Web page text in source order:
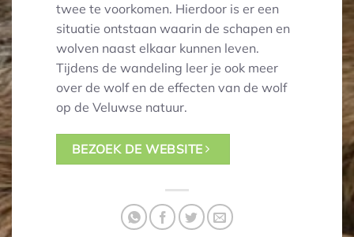
twee te voorkomen. Hierdoor is er een
situatie ontstaan waarin de schapen en
wolven naast elkaar kunnen leven.
Tijdens de wandeling leer je ook meer
over de wolf en de effecten van de wolf
op de Veluwse natuur.
BEZOEK DE WEBSITE